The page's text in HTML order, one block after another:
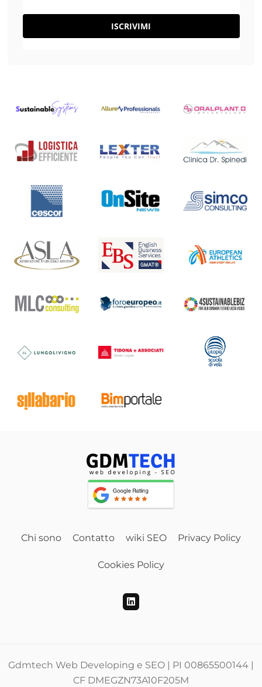
ISCRIVIMI
Chi sono Contatto wiki SEO Privacy Policy
Cookies Policy
Gdmtech Web Developing e SEO | PI 00865500144 |
CF DMEGZN73A10F205M